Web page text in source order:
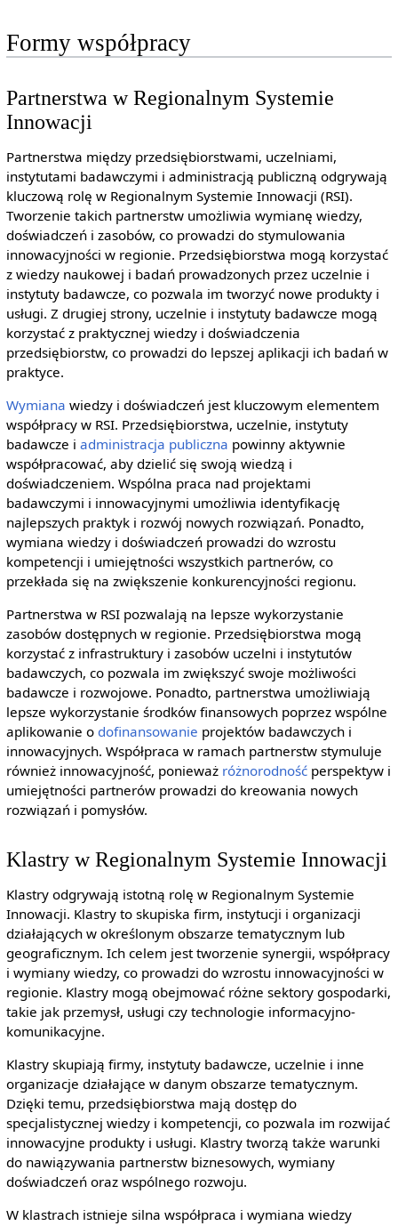
Formy współpracy
Partnerstwa w Regionalnym Systemie
Innowacji
Partnerstwa między przedsiębiorstwami, uczelniami,
instytutami badawczymi i administracją publiczną odgrywają
kluczową rolę w Regionalnym Systemie Innowacji (RSI).
Tworzenie takich partnerstw umożliwia wymianę wiedzy,
doświadczeń i zasobów, co prowadzi do stymulowania
innowacyjności w regionie. Przedsiębiorstwa mogą korzystać
z wiedzy naukowej i badań prowadzonych przez uczelnie i
instytuty badawcze, co pozwala im tworzyć nowe produkty i
usługi. Z drugiej strony, uczelnie i instytuty badawcze mogą
korzystać z praktycznej wiedzy i doświadczenia
przedsiębiorstw, co prowadzi do lepszej aplikacji ich badań w
praktyce.
Wymiana wiedzy i doświadczeń jest kluczowym elementem
współpracy w RSI. Przedsiębiorstwa, uczelnie, instytuty
badawcze i administracja publiczna powinny aktywnie
współpracować, aby dzielić się swoją wiedzą i
doświadczeniem. Wspólna praca nad projektami
badawczymi i innowacyjnymi umożliwia identyfikację
najlepszych praktyk i rozwój nowych rozwiązań. Ponadto,
wymiana wiedzy i doświadczeń prowadzi do wzrostu
kompetencji i umiejętności wszystkich partnerów, co
przekłada się na zwiększenie konkurencyjności regionu.
Partnerstwa w RSI pozwalają na lepsze wykorzystanie
zasobów dostępnych w regionie. Przedsiębiorstwa mogą
korzystać z infrastruktury i zasobów uczelni i instytutów
badawczych, co pozwala im zwiększyć swoje możliwości
badawcze i rozwojowe. Ponadto, partnerstwa umożliwiają
lepsze wykorzystanie środków finansowych poprzez wspólne
aplikowanie o dofinansowanie projektów badawczych i
innowacyjnych. Współpraca w ramach partnerstw stymuluje
również innowacyjność, ponieważ różnorodnośćperspektyw i
umiejętności partnerów prowadzi do kreowania nowych
rozwiązań i pomysłów.
Klastry w Regionalnym Systemie Innowacji
Klastry odgrywają istotną rolę w Regionalnym Systemie
Innowacji. Klastry to skupiska firm, instytucji i organizacji
działających w określonym obszarze tematycznym lub
geograficznym. Ich celem jest tworzenie synergii, współpracy
i wymiany wiedzy, co prowadzi do wzrostu innowacyjności w
regionie. Klastry mogą obejmować różne sektory gospodarki,
takie jak przemysł, usługi czy technologie informacyjno-
komunikacyjne.
Klastry skupiają firmy, instytuty badawcze, uczelnie i inne
organizacje działające w danym obszarze tematycznym.
Dzięki temu, przedsiębiorstwa mają dostęp do
specjalistycznej wiedzy i kompetencji, co pozwala im rozwijać
innowacyjne produkty i usługi. Klastry tworzą także warunki
do nawiązywania partnerstw biznesowych, wymiany
doświadczeń oraz wspólnego rozwoju.
W klastrach istnieje silna współpraca i wymiana wiedzy